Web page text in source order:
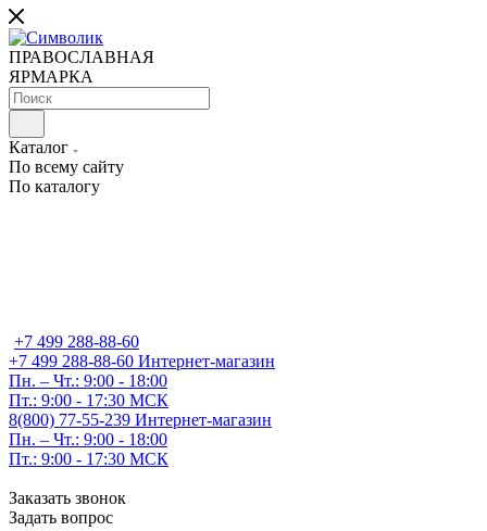
ПРАВОСЛАВНАЯ
ЯРМАРКА
Каталог
По всему сайту
По каталогу
+7 499 288-88-60
+7 499 288-88-60 Интернет-магазин
Пн. – Чт.: 9:00 - 18:00
Пт.: 9:00 - 17:30 МСК
8(800) 77-55-239 Интернет-магазин
Пн. – Чт.: 9:00 - 18:00
Пт.: 9:00 - 17:30 МСК
Заказать звонок
Задать вопрос